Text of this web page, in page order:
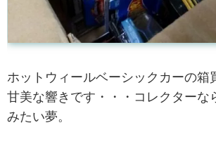
ホットウィールベーシックカーの箱
甘美な響きです・・・コレクターな
みたい夢。